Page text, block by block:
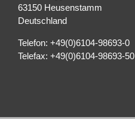
63150 Heusenstamm
Deutschland
Telefon: +49(0)6104-98693-0
Telefax: +49(0)6104-98693-50